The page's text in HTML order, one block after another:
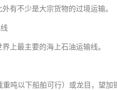
有不少是大宗货物的过境运输。
上最主要的海上石油运输线。
吨以下船舶可行）或龙目，望